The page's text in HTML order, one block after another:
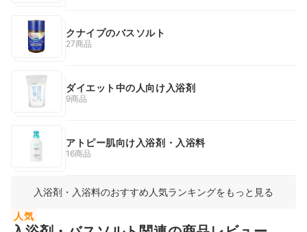
クナイプのバスソルト
27商品
ダイエット中の人向け入浴剤
9商品
アトピー肌向け入浴剤・入浴料
16商品
入浴剤・入浴料のおすすめ人気ランキングをもっと見る
人気